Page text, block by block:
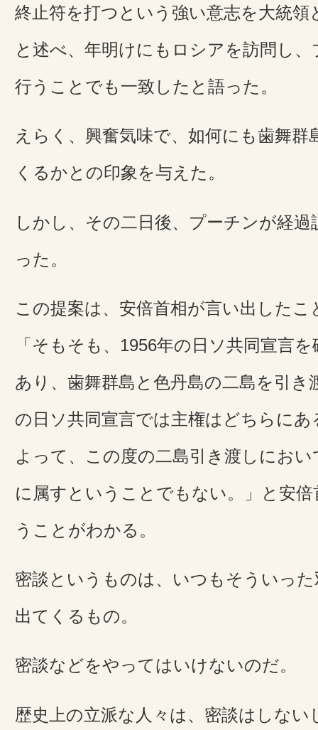
終止符を打つという強い意志を大統領
と述べ、年明けにもロシアを訪問し
行うことでも一致したと語った。
えらく、興奮気味で、如何にも歯舞群
くるかとの印象を与えた。
しかし、その二日後、プーチンが経過
った。
この提案は、安倍首相が言い出したこ
「そもそも、1956年の日ソ共同宣言
あり、歯舞群島と色丹島の二島を引き
の日ソ共同宣言では主権はどちらに
よって、この度の二島引き渡しにお
に属すということでもない。」と安
うことがわかる。
密談というものは、いつもそういっ
出てくるもの。
密談などをやってはいけないのだ。
歴史上の立派な人々は、密談はしない